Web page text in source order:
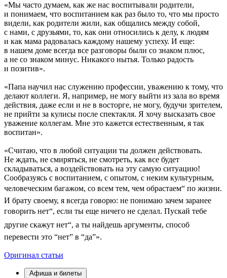
«Мы часто думаем, как же нас воспитывали родители,
и понимаем, что воспитанием как раз было то, что мы просто
видели, как родители жили, как общались между собой,
с нами, с друзьями, то, как они относились к делу, к людям
и как мама радовалась каждому нашему успеху. И еще:
в нашем доме всегда все разговоры были со знаком плюс,
а не со знаком минус. Никакого нытья. Только радость
и позитив».
«Папа научил нас служению профессии, уважению к тому, что
делают коллеги. Я, например, не могу выйти из зала во время
действия, даже если и не в восторге, не могу, будучи зрителем,
не прийти за кулисы после спектакля. Я хочу высказать свое
уважение коллегам. Мне это кажется естественным, я так
воспитан».
«Считаю, что в любой ситуации ты должен действовать.
Не ждать, не смиряться, не смотреть, как все будет
складываться, а воздействовать на эту самую ситуацию!
Сообразуясь с воспитанием, с опытом, с неким культурным,
человеческим багажом, со всем тем, чем обрастаем“ по жизни.
И брату своему, я всегда говорю: не понимаю зачем заранее
говорить нет“, если ты еще ничего не сделал. Пускай тебе
другие скажут нет“, а ты найдешь аргументы, способ
перевести это “нет” в “да”».
Оригинал статьи
Афиша и билеты